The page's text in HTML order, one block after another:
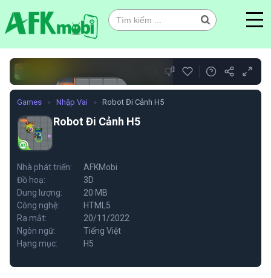
Chơi ngay
Games » Nhập Vai » Robot Đi Cảnh H5
Robot Đi Cảnh H5
Nhà phát triển:
AFKMobi
Đồ hoạ:
3D
Dung lượng:
20 MB
Công nghệ:
HTML5
Ra mắt:
20/11/2022
Ngôn ngữ:
Tiếng Việt
Hạng mục:
H5